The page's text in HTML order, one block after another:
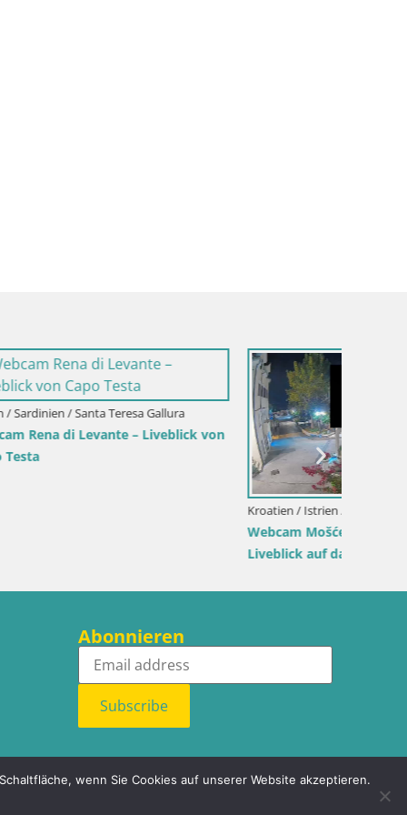
Slowenien / Savinjska / Velenje
Velenje See Webcam – Live vom Velenje
Abonnieren
Subscribe
wenn Sie Cookies auf unserer Website akzeptieren.